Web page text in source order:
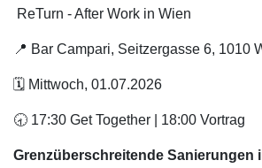
ReTurn - After Work in Wien
📍 Bar Campari, Seitzergasse 6, 1010
🗓️ Mittwoch, 01.07.2026
🕣 17:30 Get Together | 18:00 Vortrag
Grenzüberschreitende Sanierungen